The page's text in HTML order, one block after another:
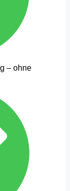
– ohne